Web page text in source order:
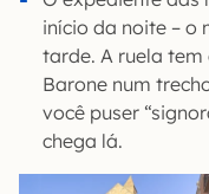
início da noite – o
tarde. A ruela
Barone num
você puser
chega lá.